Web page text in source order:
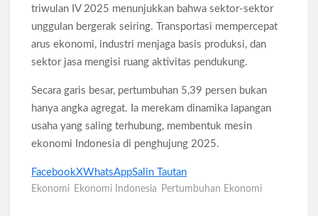
triwulan IV 2025 menunjukkan bahwa sektor-sektor
unggulan bergerak seiring. Transportasi mempercepat
arus ekonomi, industri menjaga basis produksi, dan
sektor jasa mengisi ruang aktivitas pendukung.
Secara garis besar, pertumbuhan 5,39 persen bukan
hanya angka agregat. Ia merekam dinamika lapangan
usaha yang saling terhubung, membentuk mesin
ekonomi Indonesia di penghujung 2025.
FacebookXWhatsAppSalin Tautan
Ekonomi Ekonomi Indonesia Pertumbuhan Ekonomi